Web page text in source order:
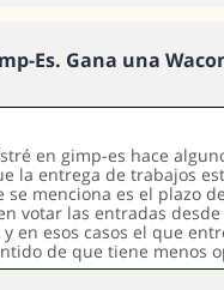
Es. Gana una
en gimp-es hace
la entrega de trabajos
se menciona es el plazo
votar las entradas
en esos casos el que
de que tiene menos